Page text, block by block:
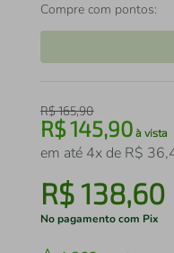
Compre com pontos:
R$165,90
R$145,90 à vista
em até 4x de R$ 36,
R$138,60
No pagamento com Pix